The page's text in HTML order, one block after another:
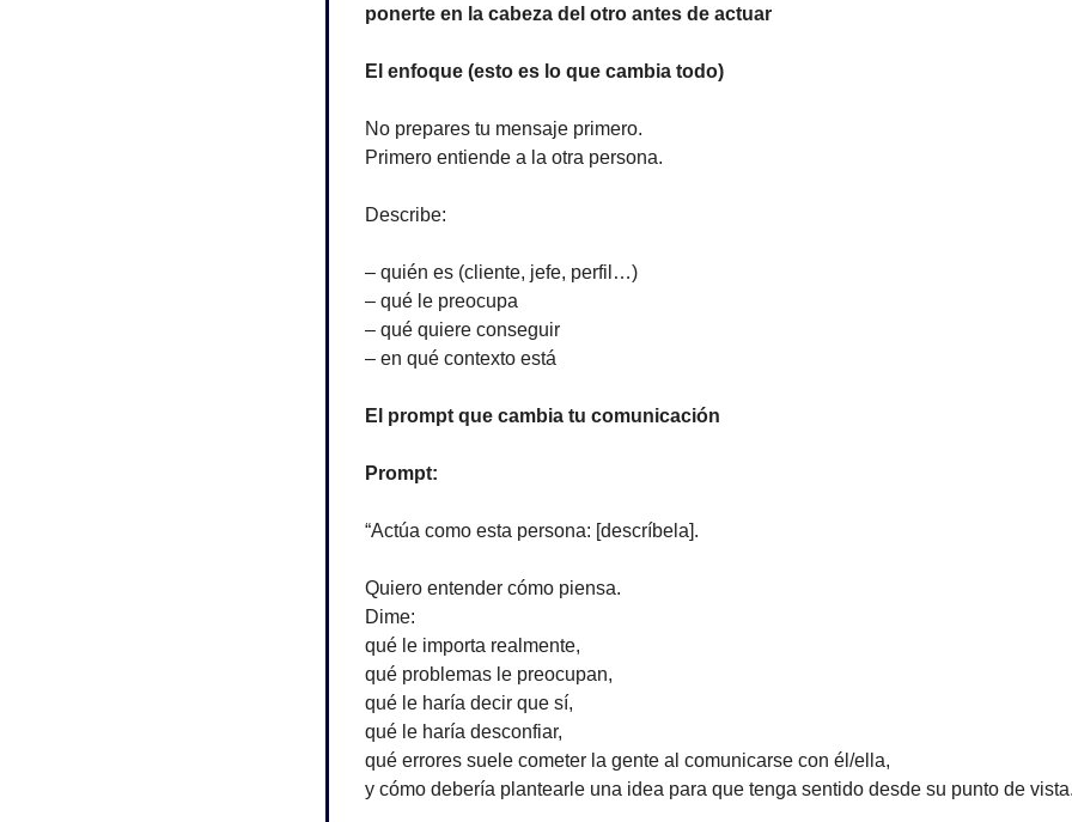
ponerte en la cabeza del otro antes de actuar
El enfoque (esto es lo que cambia todo)
No prepares tu mensaje primero.
Primero entiende a la otra persona.
Describe:
– quién es (cliente, jefe, perfil…)
– qué le preocupa
– qué quiere conseguir
– en qué contexto está
El prompt que cambia tu comunicación
Prompt:
“Actúa como esta persona: [descríbela].
Quiero entender cómo piensa.
Dime:
qué le importa realmente,
qué problemas le preocupan,
qué le haría decir que sí,
qué le haría desconfiar,
qué errores suele cometer la gente al comunicarse con él/ella,
y cómo debería plantearle una idea para que tenga sentido desde su punto de